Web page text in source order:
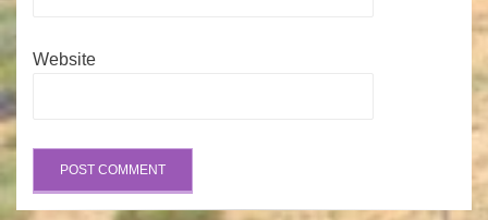
Website